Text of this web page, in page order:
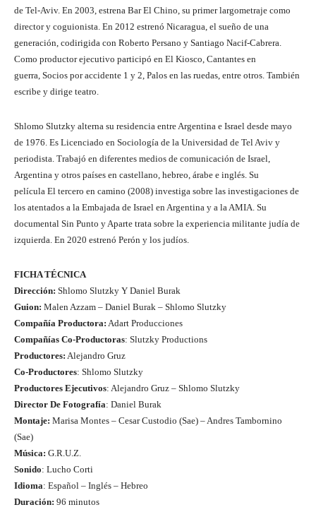
de Tel-Aviv. En 2003, estrena Bar El Chino, su primer largometraje como
director y coguionista. En 2012 estrenó Nicaragua, el sueño de una
generación, codirigida con Roberto Persano y Santiago Nacif-Cabrera.
Como productor ejecutivo participó en El Kiosco, Cantantes en
guerra, Socios por accidente 1 y 2, Palos en las ruedas, entre otros. También
escribe y dirige teatro.
Shlomo Slutzky alterna su residencia entre Argentina e Israel desde mayo
de 1976. Es Licenciado en Sociología de la Universidad de Tel Aviv y
periodista. Trabajó en diferentes medios de comunicación de Israel,
Argentina y otros países en castellano, hebreo, árabe e inglés. Su
película El tercero en camino (2008) investiga sobre las investigaciones de
los atentados a la Embajada de Israel en Argentina y a la AMIA. Su
documental Sin Punto y Aparte trata sobre la experiencia militante judía de
izquierda. En 2020 estrenó Perón y los judíos.
FICHA TÉCNICA
Dirección: Shlomo Slutzky Y Daniel Burak
Guion: Malen Azzam – Daniel Burak – Shlomo Slutzky
Compañía Productora: Adart Producciones
Compañías Co-Productoras: Slutzky Productions
Productores: Alejandro Gruz
Co-Productores: Shlomo Slutzky
Productores Ejecutivos: Alejandro Gruz – Shlomo Slutzky
Director De Fotografía: Daniel Burak
Montaje: Marisa Montes – Cesar Custodio (Sae) – Andres Tambornino
(Sae)
Música: G.R.U.Z.
Sonido: Lucho Corti
Idioma: Español – Inglés – Hebreo
Duración: 96 minutos